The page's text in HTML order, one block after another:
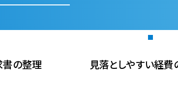
の整理 見落としやすい経費